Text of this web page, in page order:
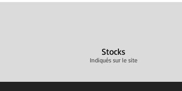
Stocks
Indiqués sur le site